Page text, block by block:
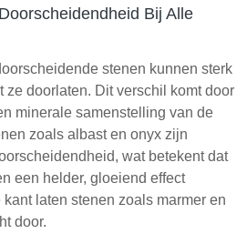
Bij Alle
stenen kunnen sterk
ze doorlaten. Dit verschil komt door
minerale samenstelling van de
zoals albast en onyx zijn
wat betekent dat
een helder, gloeiend effect
laten stenen zoals marmer en
door.